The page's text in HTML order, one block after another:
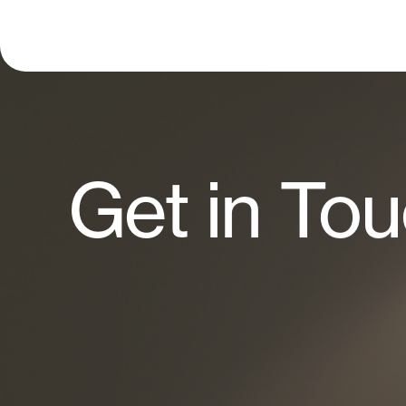
Get in